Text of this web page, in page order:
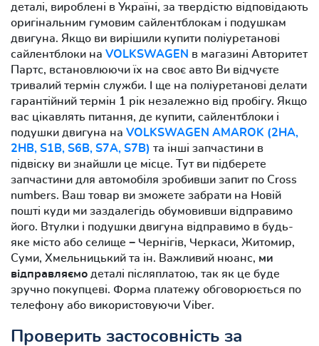
деталі, вироблені в Україні, за твердістю відповідають
оригінальним гумовим сайлентблокам і подушкам
двигуна. Якщо ви вирішили купити поліуретанові
сайлентблоки на VOLKSWAGEN в магазині Авторитет
Партс, встановлюючи їх на своє авто Ви відчуєте
тривалий термін служби. І ще на поліуретанові делати
гарантійний термін 1 рік незалежно від пробігу. Якщо
вас цікавлять питання, де купити, сайлентблоки і
подушки двигуна на VOLKSWAGEN AMAROK (2HA,
2HB, S1B, S6B, S7A, S7B) та інші запчастини в
підвіску ви знайшли це місце. Тут ви підберете
запчастини для автомобіля зробивши запит по Cross
numbers. Ваш товар ви зможете забрати на Новій
пошті куди ми заздалегідь обумовивши відправимо
його. Втулки і подушки двигуна відправимо в будь-
яке місто або селище − Чернігів, Черкаси, Житомир,
Суми, Хмельницький та ін. Важливий нюанс, ми
відправляємо деталі післяплатою, так як це буде
зручно покупцеві. Форма платежу обговорюється по
телефону або використовуючи Viber.
Проверить застосовність за